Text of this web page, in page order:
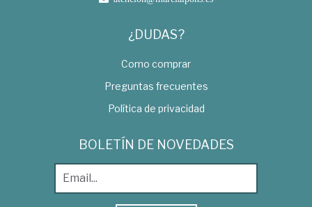
¿DUDAS?
Como comprar
Preguntas frecuentes
Política de privacidad
BOLETÍN DE NOVEDADES